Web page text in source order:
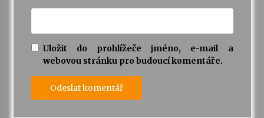
Uložit do prohlížeče jméno, e-mail a
webovou stránku pro budoucí komentáře.